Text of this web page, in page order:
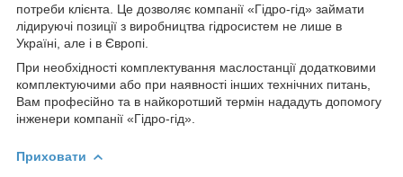
потреби клієнта. Це дозволяє компанії «Гідро-гід» займати
лідируючі позиції з виробництва гідросистем не лише в
Україні, але і в Європі.
При необхідності комплектування маслостанції додатковими
комплектуючими або при наявності інших технічних питань,
Вам професійно та в найкоротший термін нададуть допомогу
інженери компанії «Гідро-гід».
Приховати